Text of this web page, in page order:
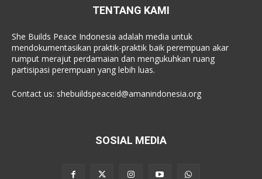
TENTANG KAMI
She Builds Peace Indonesia adalah media untuk
mendokumentasikan praktik-praktik baik perempuan akar
rumput merajut perdamaian dan mengukuhkan ruang
partisipasi perempuan yang lebih luas.
Contact us: shebuildspeaceid@amanindonesia.org
SOSIAL MEDIA